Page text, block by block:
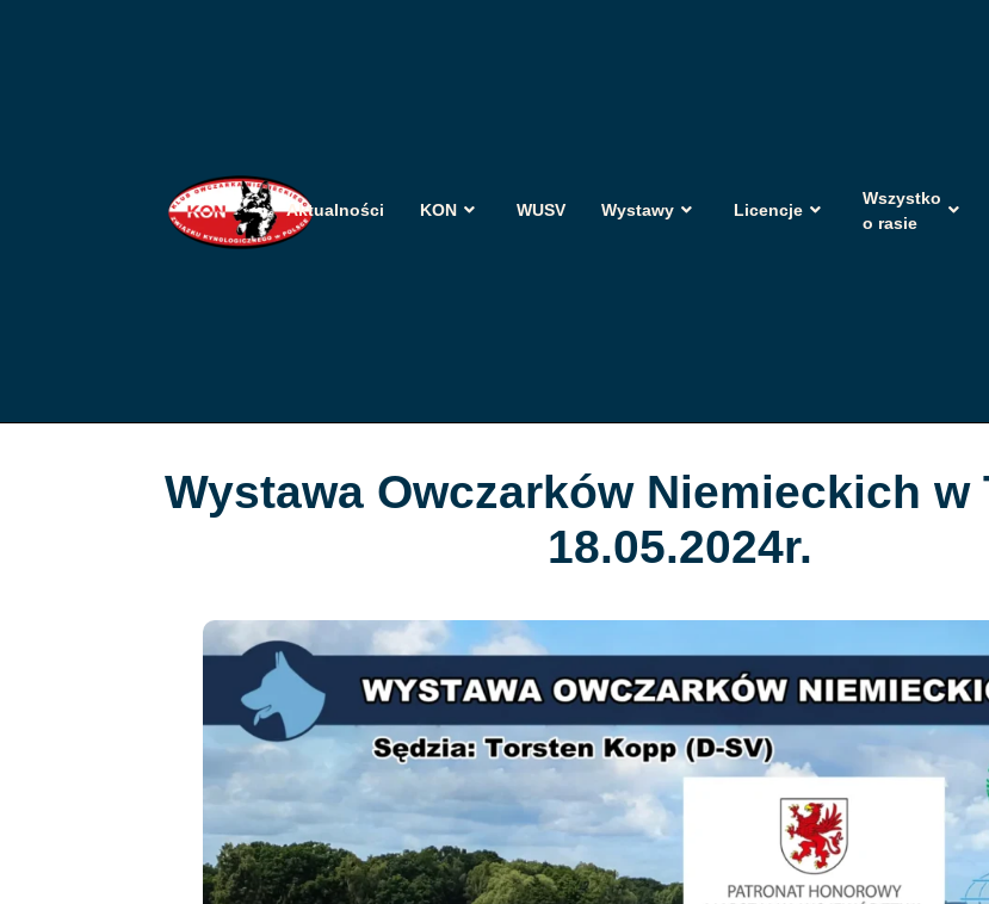
Aktualności KON WUSV Wystawy Licencje
Wszystko
o rasie
Wystawa Owczarków Niemieckich w
18.05.2024r.